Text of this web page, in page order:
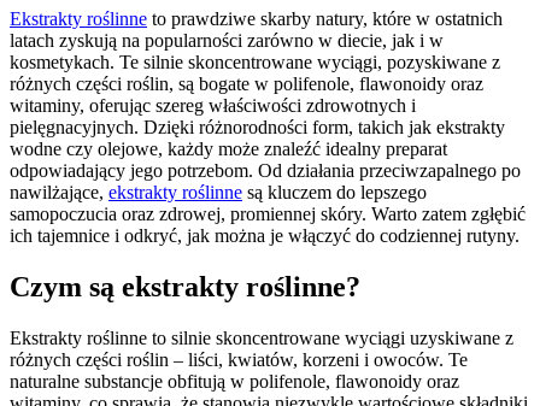
Ekstrakty roślinne to prawdziwe skarby natury, które w ostatnich
latach zyskują na popularności zarówno w diecie, jak i w
kosmetykach. Te silnie skoncentrowane wyciągi, pozyskiwane z
różnych części roślin, są bogate w polifenole, flawonoidy oraz
witaminy, oferując szereg właściwości zdrowotnych i
pielęgnacyjnych. Dzięki różnorodności form, takich jak ekstrakty
wodne czy olejowe, każdy może znaleźć idealny preparat
odpowiadający jego potrzebom. Od działania przeciwzapalnego po
nawilżające, ekstrakty roślinne są kluczem do lepszego
samopoczucia oraz zdrowej, promiennej skóry. Warto zatem zgłębić
ich tajemnice i odkryć, jak można je włączyć do codziennej rutyny.
Czym są ekstrakty roślinne?
Ekstrakty roślinne to silnie skoncentrowane wyciągi uzyskiwane z
różnych części roślin – liści, kwiatów, korzeni i owoców. Te
naturalne substancje obfitują w polifenole, flawonoidy oraz